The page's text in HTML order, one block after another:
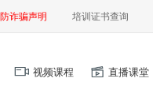
防诈骗声明 培训证书查询
视频课程 直播课堂